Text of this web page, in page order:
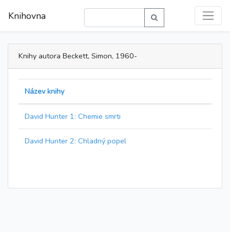
Knihovna
Knihy autora Beckett, Simon, 1960-
Název knihy
David Hunter 1: Chemie smrti
David Hunter 2: Chladný popel